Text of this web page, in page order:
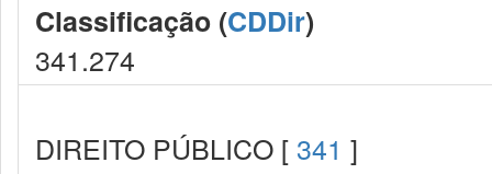
Classificação (CDDir)
341.274
DIREITO PÚBLICO [ 341 ]